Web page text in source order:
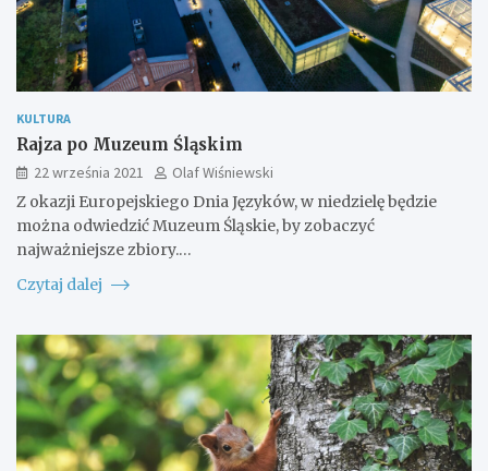
KULTURA
Rajza po Muzeum Śląskim
22 września 2021
Olaf Wiśniewski
Z okazji Europejskiego Dnia Języków, w niedzielę będzie
można odwiedzić Muzeum Śląskie, by zobaczyć
najważniejsze zbiory.…
Czytaj dalej